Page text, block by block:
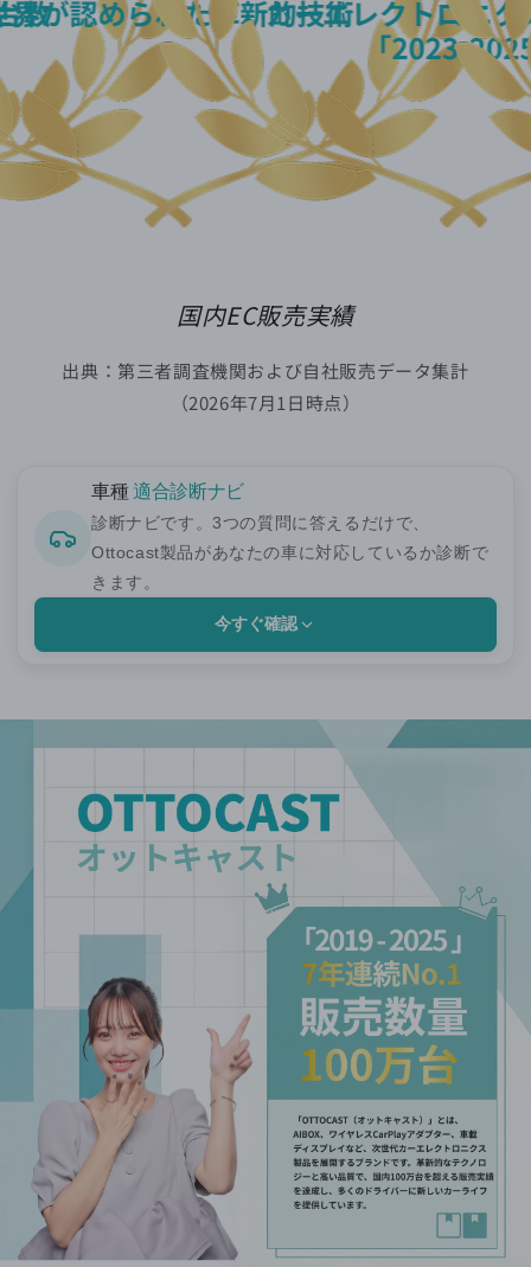
国内EC販売実績
出典：第三者調査機関および自社販売データ集計
（2026年7月1日時点）
車種適合診断ナビ
診断ナビです。3つの質問に答えるだけで、
Ottocast製品があなたの車に対応しているか診断で
きます。
今すぐ確認